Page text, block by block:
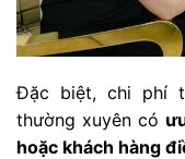
Đặc biệt, chi phí
thường xuyên có
hoặc khách hàng